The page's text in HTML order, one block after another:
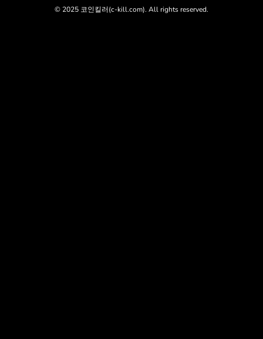
© 2025 코인킬러(c-kill.com). All rights reserved.